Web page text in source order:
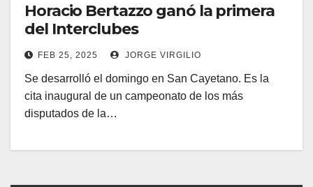
Horacio Bertazzo ganó la primera
del Interclubes
FEB 25, 2025 JORGE VIRGILIO
Se desarrolló el domingo en San Cayetano. Es la
cita inaugural de un campeonato de los más
disputados de la…